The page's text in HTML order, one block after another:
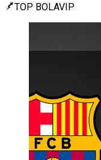
TOP BOLAVIP